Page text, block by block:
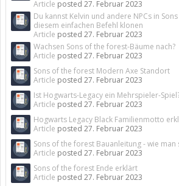
Article posted 27. Februar 2023
Du kannst Kelvin und andere NPCs in
diesem einfachen Befehl klonen
Article posted 27. Februar 2023
Wachsen Sons of the forest-Bäume nach?
Article posted 27. Februar 2023
Sons of the forest Modern Axe Standort
Article posted 27. Februar 2023
Ist Hogwarts-Legacy ein Mehrspieler-
Article posted 27. Februar 2023
Hogwarts Legacy Black Familienmotto
Article posted 27. Februar 2023
Sons of the forest Bauanleitung - wie man
Article posted 27. Februar 2023
Sons of the forest Ende erklärt
Article posted 27. Februar 2023